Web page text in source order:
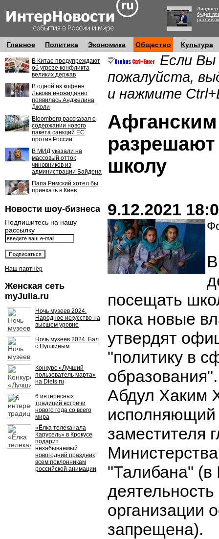
будет
Главное Политика Экономика Общество Культура
В Китае предупреждают
об угрозе конфликта
великих держав
В одной из кофеен
Львова неожиданно
появилась Анджелина
Джоли
Bloomberg рассказал о
содержании нового
пакета санкций ЕС
против России
В МИД указали на
массовый отток
чиновников из
администрации Байдена
Папа Римский хотел бы
приехать в Киев
Новости шоу-бизнеса
Подпишитесь на нашу
рассылку
Наш партнёр
Женская сеть
myJulia.ru
Ночь музеев 2024.
Народное искусство на
высшем уровне
Ночь музеев 2024. Бал
с Пушкиным
Конкурс «Лучший
пользователь марта»
на Diets.ru
6 интересных
традиций встречи
нового года со всего
мира
«Ёлка телеканала
Карусель» в Крокусе
подарит
незабываемый
новогодний праздник
всем поклонникам
российской анимации
Если Вы
пожалуйста,
и нажмите
школу
9.12.2021
посещать
пока новые
утвердят
"политику в
Абдул Хаким
исполняющий
заместителя
"Талибана" (в
деятельность
организации
запрещена).